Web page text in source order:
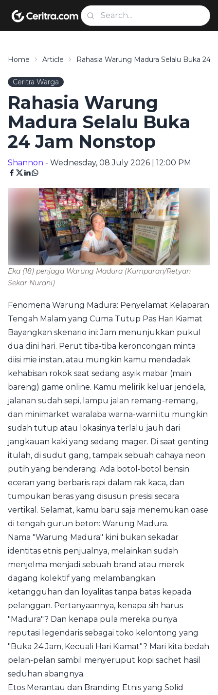
Home Article Rahasia Warung Madura Selalu Buka 24
Ceritra Warga
Rahasia Warung
Madura Selalu Buka
24 Jam Nonstop
Shannon - Wednesday, 08 July 2026 | 12:00 PM
Eka (18) penjaga Warung Madura (Kumparan/Retyan
Sekar Nurani)
Fenomena Warung Madura: Penyelamat Kelaparan
Tengah Malam yang Cuma Tutup Pas Hari Kiamat
Bayangkan skenario ini: Jam menunjukkan pukul
dua dini hari. Perut tiba-tiba keroncongan minta
diisi mie instan, atau mungkin kamu mendadak
kehabisan rokok saat sedang asyik mabar (main
bareng) game online. Kamu melirik keluar jendela,
jalanan sudah sepi, lampu jalan remang-remang,
dan minimarket waralaba warna-warni itu mungkin
sudah tutup atau lokasinya terlalu jauh dari
jangkauan kaki yang sedang mager. Di saat genting
itulah, di sudut gang, tampak sebuah cahaya neon
putih yang benderang. Ada botol-botol bensin
eceran yang berbaris rapi dalam rak kaca, dan
tumpukan beras yang disusun presisi secara
vertikal. Selamat, kamu baru saja menemukan oase
di tengah gurun beton: Warung Madura.
Nama "Warung Madura" kini bukan sekadar
identitas etnis penjualnya, melainkan sudah
menjelma menjadi sebuah brand atau merek
dagang kolektif yang melambangkan
ketangguhan dan loyalitas tanpa batas kepada
pelanggan. Pertanyaannya, kenapa sih harus
"Madura"? Dan kenapa pula mereka punya
reputasi legendaris sebagai toko kelontong yang
"Buka 24 Jam, Kecuali Hari Kiamat"? Mari kita bedah
pelan-pelan sambil menyeruput kopi sachet hasil
seduhan abangnya.
Etos Merantau dan Branding Etnis yang Solid